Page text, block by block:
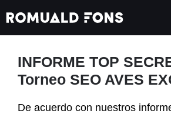
al
contenido
INFORME TOP
Torneo SEO AVES
De acuerdo con nuestros